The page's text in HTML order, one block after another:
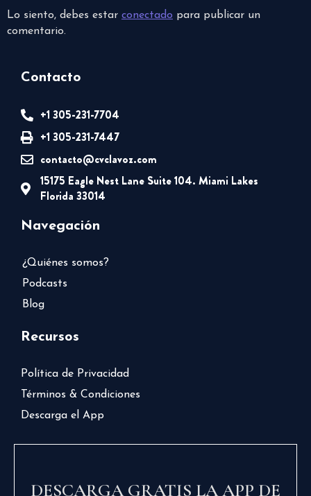
Lo siento, debes estar conectado para publicar un
comentario.
Contacto
+1 305-231-7704
+1 305-231-7447
contacto@cvclavoz.com
15175 Eagle Nest Lane Suite 104. Miami Lakes
Florida 33014
Navegación
¿Quiénes somos?
Podcasts
Blog
Recursos
Política de Privacidad
Términos & Condiciones
Descarga el App
DESCARGA GRATIS LA APP DE